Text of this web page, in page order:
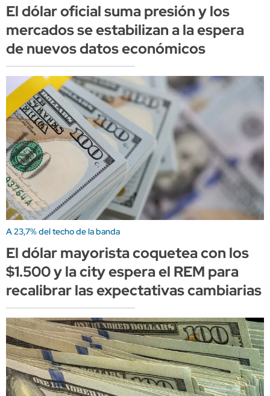
El dólar oficial suma presión y los
mercados se estabilizan a la espera
de nuevos datos económicos
A 23,7% del techo de la banda
El dólar mayorista coquetea con los
$1.500 y la city espera el REM para
recalibrar las expectativas cambiarias